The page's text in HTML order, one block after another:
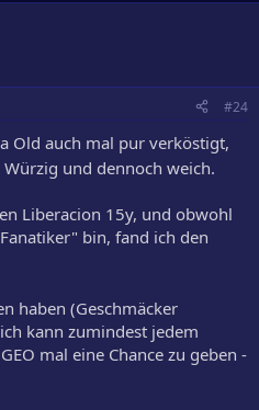
#24
Old auch mal pur verköstigt,
Würzig und dennoch weich.
Liberacion 15y, und obwohl
bin, fand ich den
haben (Geschmäcker
kann zumindest jedem
mal eine Chance zu geben -